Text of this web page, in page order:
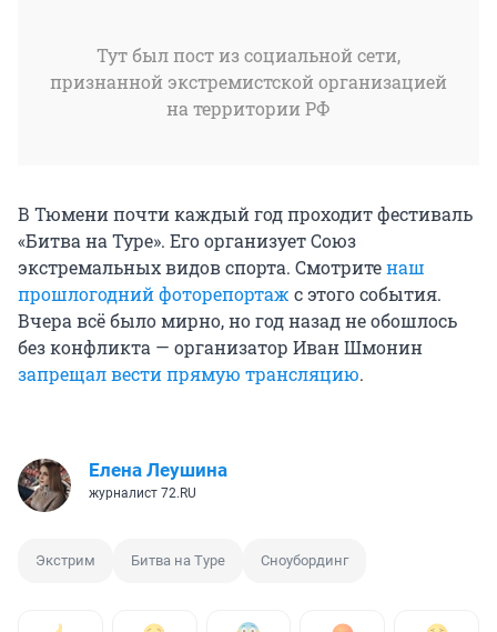
Тут был пост из социальной сети,
признанной экстремистской организацией
на территории РФ
В Тюмени почти каждый год проходит фестиваль
«Битва на Туре». Его организует Союз
экстремальных видов спорта. Смотритенаш
прошлогодний фоторепортаж с этого события.
Вчера всё было мирно, но год назад не обошлось
без конфликта — организатор Иван Шмонин
запрещал вести прямую трансляцию.
Елена Леушина
журналист 72.RU
Экстрим Битва на Туре Сноубординг